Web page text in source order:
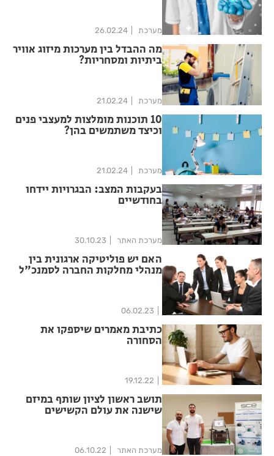
מערכת 26.02.24
מה ההבדל בין מערכות מיזוג אוויר
ביתיות ומסחריות?
מערכת 21.02.24
10 תוכנות מומלצות למעצבי פנים
וכיצד משתמשים בהן?
מערכת 21.02.24
בעקבות המצב: הבגרויות יידחו
בחודשיים
מערכת האתר 30.10.23
האם יש פוליטיקה ארגונית בין
מנהלי מחלקות החברה לסמנכ"ל
06.02.23
כתיבת מאמרים שיספקו את
הסחורה
19.12.22
תושב ראשון לציון שותף במיזם
שישנה את עולם הקשישים
מערכת האתר 06.10.22